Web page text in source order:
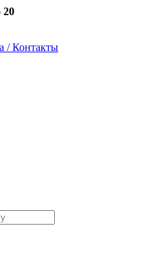
20
/ Контакты